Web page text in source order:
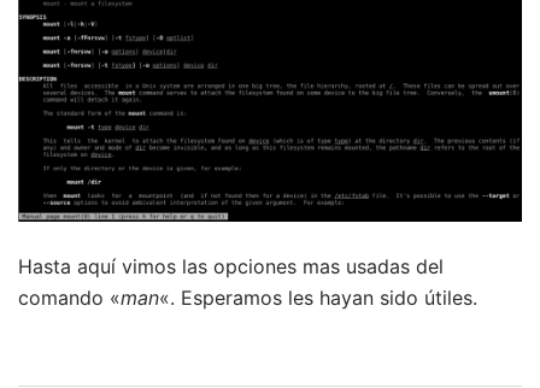
Hasta aquí vimos las opciones mas usadas del
comando «man«. Esperamos les hayan sido útiles.